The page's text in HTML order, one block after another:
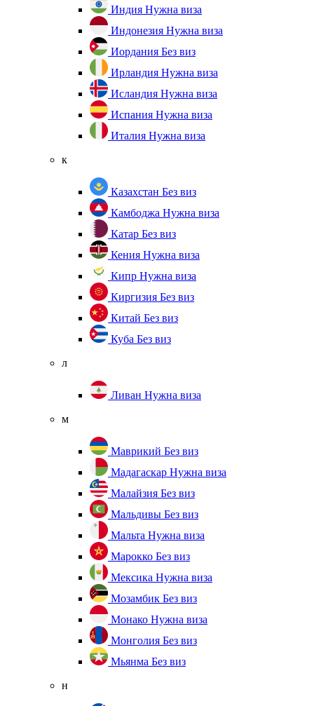
Индия Нужна виза
Индонезия Нужна виза
Иордания Без виз
Ирландия Нужна виза
Исландия Нужна виза
Испания Нужна виза
Италия Нужна виза
к
Казахстан Без виз
Камбоджа Нужна виза
Катар Без виз
Кения Нужна виза
Кипр Нужна виза
Киргизия Без виз
Китай Без виз
Куба Без виз
л
Ливан Нужна виза
м
Маврикий Без виз
Мадагаскар Нужна виза
Малайзия Без виз
Мальдивы Без виз
Мальта Нужна виза
Марокко Без виз
Мексика Нужна виза
Мозамбик Без виз
Монако Нужна виза
Монголия Без виз
Мьянма Без виз
н